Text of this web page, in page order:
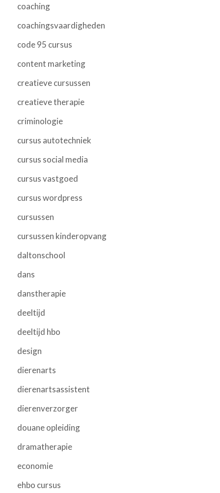
coaching
coachingsvaardigheden
code 95 cursus
content marketing
creatieve cursussen
creatieve therapie
criminologie
cursus autotechniek
cursus social media
cursus vastgoed
cursus wordpress
cursussen
cursussen kinderopvang
daltonschool
dans
danstherapie
deeltijd
deeltijd hbo
design
dierenarts
dierenartsassistent
dierenverzorger
douane opleiding
dramatherapie
economie
ehbo cursus